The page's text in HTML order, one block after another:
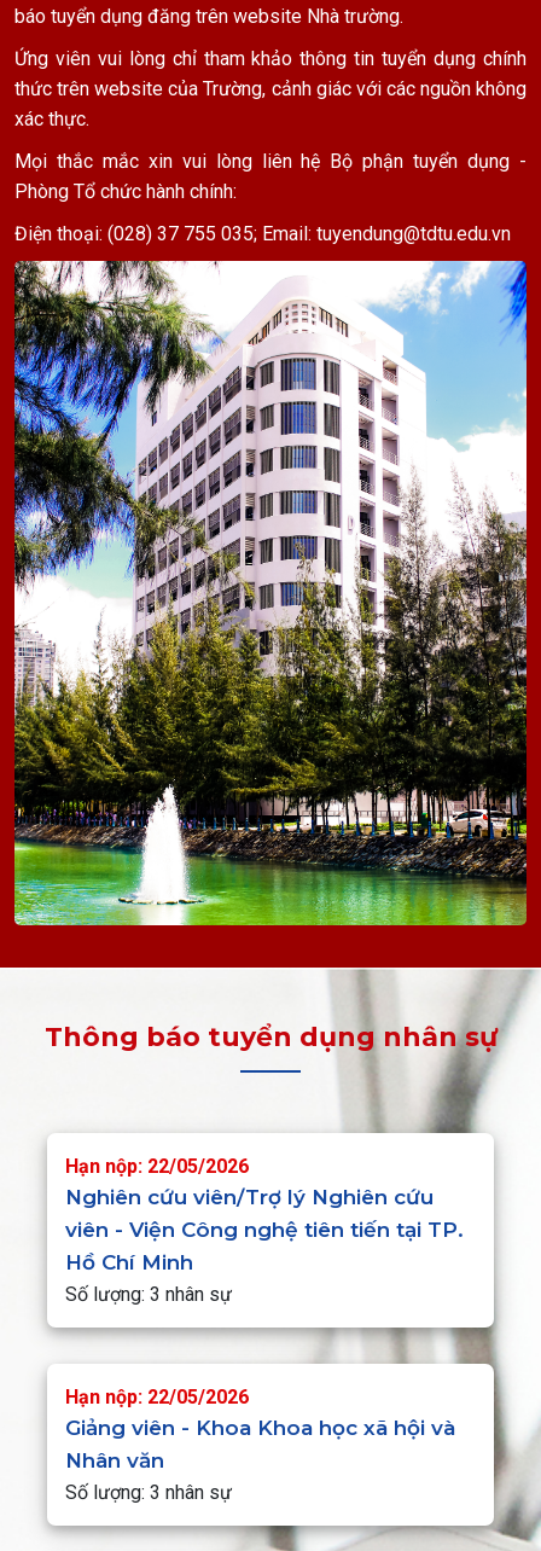
báo tuyển dụng đăng trên website Nhà trường.
Ứng viên vui lòng chỉ tham khảo thông tin tuyển dụng chính
thức trên website của Trường, cảnh giác với các nguồn không
xác thực.
Mọi thắc mắc xin vui lòng liên hệ Bộ phận tuyển dụng -
Phòng Tổ chức hành chính:
Điện thoại: (028) 37 755 035; Email: tuyendung@tdtu.edu.vn
Thông báo tuyển dụng nhân sự
Hạn nộp: 22/05/2026
Nghiên cứu viên/Trợ lý Nghiên cứu
viên - Viện Công nghệ tiên tiến tại TP.
Hồ Chí Minh
Số lượng: 3 nhân sự
Hạn nộp: 22/05/2026
Giảng viên - Khoa Khoa học xã hội và
Nhân văn
Số lượng: 3 nhân sự